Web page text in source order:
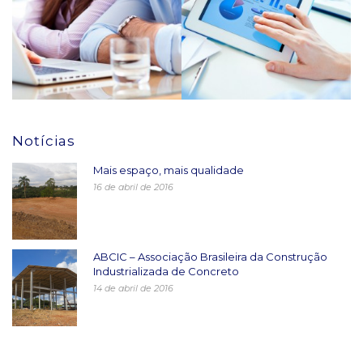
Notícias
Mais espaço, mais qualidade
16 de abril de 2016
ABCIC – Associação Brasileira da Construção
Industrializada de Concreto
14 de abril de 2016